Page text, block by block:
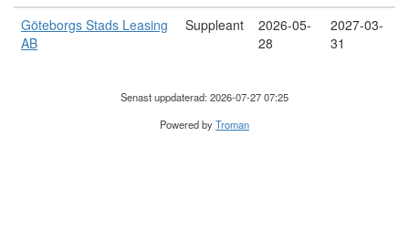
Göteborgs Stads Leasing
AB
Suppleant
2026-05-
28
2027-03-
31
Senast uppdaterad: 2026-07-27 07:25
Powered byTroman